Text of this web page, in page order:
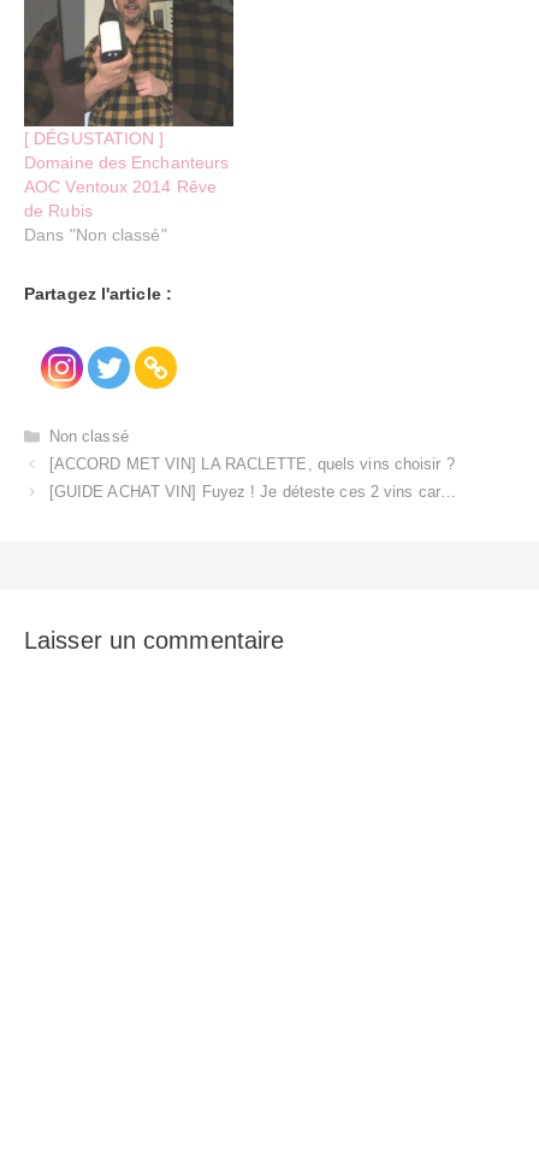
[ DÉGUSTATION ]
Domaine des Enchanteurs
AOC Ventoux 2014 Rêve
de Rubis
Dans "Non classé"
Partagez l'article :
Catégories
Non classé
[ACCORD MET VIN] LA RACLETTE, quels vins choisir ?
[GUIDE ACHAT VIN] Fuyez ! Je déteste ces 2 vins car…
Laisser un commentaire